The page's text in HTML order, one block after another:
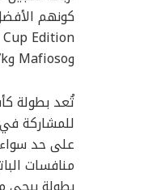
وMafioso وRevo77k من فريق Alpha 7 Esports.
للمشاركة
على حد
منافسات